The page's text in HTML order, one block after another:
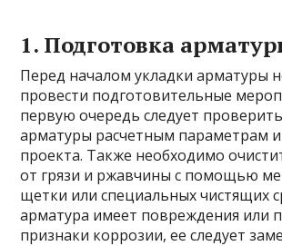
1. Подготовка
Перед началом укладки арматуры
провести подготовительные
первую очередь следует
арматуры расчетным параметрам
проекта. Также необходимо
от грязи и ржавчины с помощью
щетки или специальных чистящих
арматура имеет повреждения или
признаки коррозии, ее следует